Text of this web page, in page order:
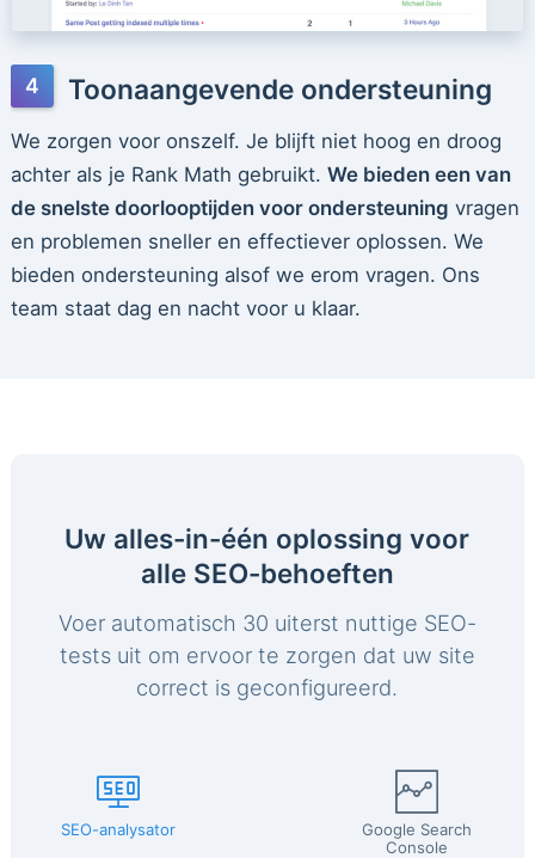
Toonaangevende ondersteuning
We zorgen voor onszelf. Je blijft niet hoog en droog
achter als je Rank Math gebruikt. We bieden een van
de snelste doorlooptijden voor ondersteuning vragen
en problemen sneller en effectiever oplossen. We
bieden ondersteuning alsof we erom vragen. Ons
team staat dag en nacht voor u klaar.
Uw alles-in-één oplossing voor
alle SEO-behoeften
Voer automatisch 30 uiterst nuttige SEO-
tests uit om ervoor te zorgen dat uw site
correct is geconfigureerd.
SEO-analysator
Google Search
Console